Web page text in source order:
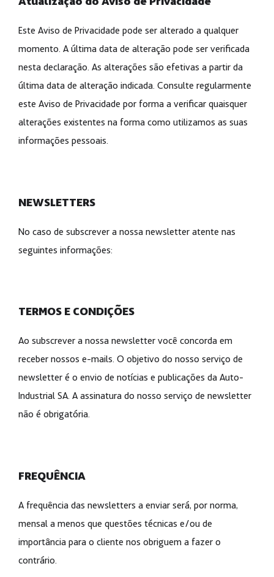
Este Aviso de Privacidade pode ser alterado a qualquer
momento. A última data de alteração pode ser verificada
nesta declaração. As alterações são efetivas a partir da
última data de alteração indicada. Consulte regularmente
este Aviso de Privacidade por forma a verificar quaisquer
alterações existentes na forma como utilizamos as suas
informações pessoais.
NEWSLETTERS
No caso de subscrever a nossa newsletter atente nas
seguintes informações:
TERMOS E CONDIÇÕES
Ao subscrever a nossa newsletter você concorda em
receber nossos e-mails. O objetivo do nosso serviço de
newsletter é o envio de notícias e publicações da Auto-
Industrial SA. A assinatura do nosso serviço de newsletter
não é obrigatória.
FREQUÊNCIA
A frequência das newsletters a enviar será, por norma,
mensal a menos que questões técnicas e/ou de
importância para o cliente nos obriguem a fazer o
contrário.